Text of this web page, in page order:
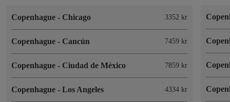
Copenhague - Chicago 3352 kr
Copenhague - Cancún 7459 kr
Copenhague - Ciudad de México 7859 kr
Copenhague - Los Angeles 4334 kr